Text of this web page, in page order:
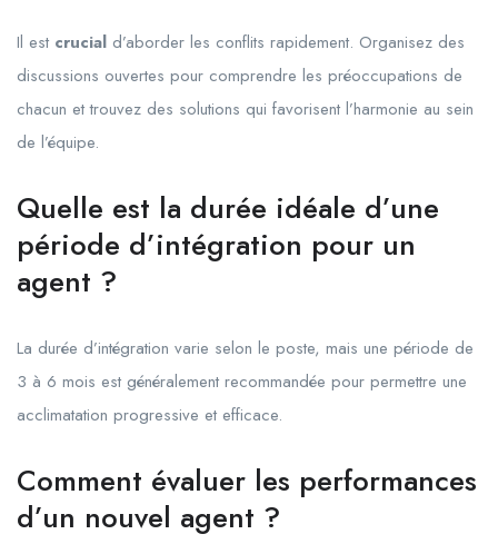
Il est crucial d’aborder les conflits rapidement. Organisez des
discussions ouvertes pour comprendre les préoccupations de
chacun et trouvez des solutions qui favorisent l’harmonie au sein
de l’équipe.
Quelle est la durée idéale d’une
période d’intégration pour un
agent ?
La durée d’intégration varie selon le poste, mais une période de
3 à 6 mois est généralement recommandée pour permettre une
acclimatation progressive et efficace.
Comment évaluer les performances
d’un nouvel agent ?